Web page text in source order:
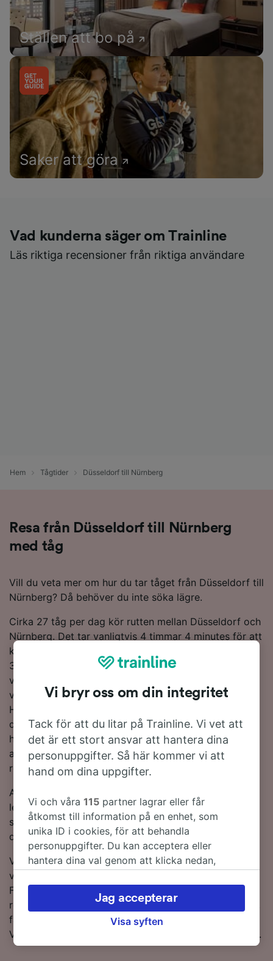
Ställen att bo på
Saker att göra
Vad kunderna säger om Trainline
Läs riktiga recensioner från riktiga användare
Hem Tågtider Düsseldorf till Nürnberg
Resa från Düsseldorf till Nürnberg
med tåg
Vill du veta mer om hur du tar tåget från Düsseldorf till
Nürnberg? Då behöver du inte söka lägre.
Cirka 27 tåg per dag kör rutten mellan Düsseldorf och
Nürnberg. Det tar vanligtvis 4 timmar 4 minutes för att
köra sträckan på 363 km. Det kan dock ta så lite som
3 timmar 36 minutes med de snabbaste tågen om du
vill komma dit så snabbt som möjligt. Det finns
vanligtvis direkttåg varje dag på rutten till Nürnberg.
Hoppa på ett DB- eller ICE-tåg för att nå din
destination på nolltid. Dessa tågbolag är de
huvudsakliga tågoperatörerna på denna rutt och
använder moderna och bekväma tåg för att göra din
resa så avkopplande som möjligt.
Använd vår Reseplanerare högst upp på sidan för att
leta efter billiga biljetter – vi visar hur mycket du kan
spara på tågbiljetter från Düsseldorf till Nürnberg om
du bokar i förväg.
Vill du boka tågbiljetter till Nürnberg? Du behöver inte
vänta längre utan, starta en sökning hos oss idag!
Fortsätt läsa om du vill få lite mer information om
resan först, kan du ta en titt på vår tågtidtabell nedan,
få tips på hur man bokar billiga tågbiljetter och våra
Vanliga frågor, inklusive de första och sista tågtiderna.
Vi bryr oss om din integritet
Tack för att du litar på Trainline. Vi vet att
det är ett stort ansvar att hantera dina
personuppgifter. Så här kommer vi att
hand om dina uppgifter.
Vi och våra115 partner lagrar eller får
åtkomst till information på en enhet, som
unika ID i cookies, för att behandla
personuppgifter. Du kan acceptera eller
hantera dina val genom att klicka nedan,
intresse används, eller när som helst på sidan
för dataskyddspolicy. Dessa val kommer att
signaleras till våra partners och påverkar inte
att användas för spårningsändamål om du har
Visa syften
Jag accepterar